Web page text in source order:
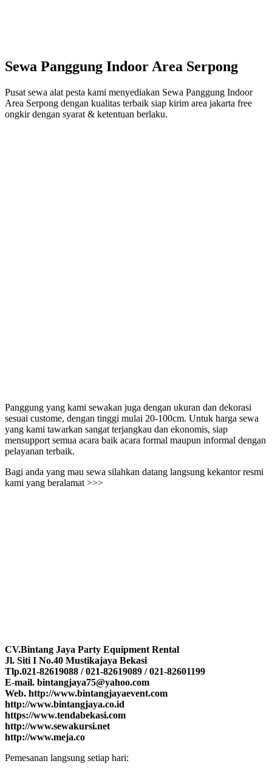
Sewa Panggung Indoor Area Serpong
Pusat sewa alat pesta kami menyediakan Sewa Panggung Indoor
Area Serpong dengan kualitas terbaik siap kirim area jakarta free
ongkir dengan syarat & ketentuan berlaku.
Panggung yang kami sewakan juga dengan ukuran dan dekorasi
sesuai custome, dengan tinggi mulai 20-100cm. Untuk harga sewa
yang kami tawarkan sangat terjangkau dan ekonomis, siap
mensupport semua acara baik acara formal maupun informal dengan
pelayanan terbaik.
Bagi anda yang mau sewa silahkan datang langsung kekantor resmi
kami yang beralamat >>>
CV.Bintang Jaya Party Equipment Rental
Jl. Siti I No.40 Mustikajaya Bekasi
Tlp.021-82619088 / 021-82619089 / 021-82601199
E-mail. bintangjaya75@yahoo.com
Web. http://www.bintangjayaevent.com
http://www.bintangjaya.co.id
https://www.tendabekasi.com
http://www.sewakursi.net
http://www.meja.co
Pemesanan langsung setiap hari: